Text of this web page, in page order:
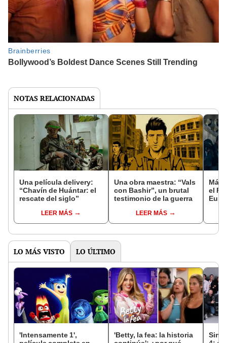
NOTAS RELACIONADAS
Una película delivery:
“Chavín de Huántar: el
rescate del siglo”
LEER MÁS
Una obra maestra: “Vals
con Bashir”, un brutal
testimonio de la guerra
LEER MÁS
Más
el
LO MÁS VISTO LO ÚLTIMO
'Intensamente 1',
'Betty, la fea: la historia
Sin